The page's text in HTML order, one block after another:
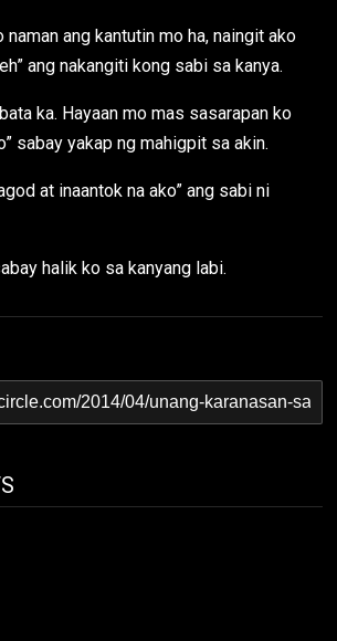
naman ang kantutin mo ha, naingit ako
ang nakangiti kong sabi sa kanya.
ka. Hayaan mo mas sasarapan ko
sabay yakap ng mahigpit sa akin.
at inaantok na ako” ang sabi ni
halik ko sa kanyang labi.